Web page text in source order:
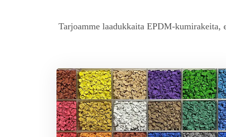
Tarjoamme laadukkaita EPDM-kumirakeita,